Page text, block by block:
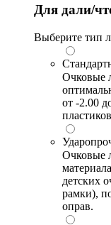
Для дали/
Выберите тип
Очковые
от -2.00
Очковые
детских
рамки),
оправ.